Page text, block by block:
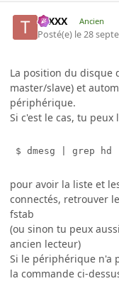
tuXXX Ancien
Posté(e) le 28
La position du disque
master/slave) et
périphérique.
Si c'est le cas, tu peux
$ dmesg | grep hd
pour avoir la liste et
connectés, retrouver
fstab
(ou sinon tu peux
ancien lecteur)
Si le périphérique n'a
la commande ci-